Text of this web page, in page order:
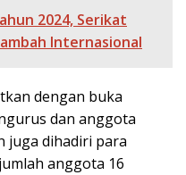
2024, Serikat
Internasional
dengan buka
dan anggota
juga dihadiri para
anggota 16